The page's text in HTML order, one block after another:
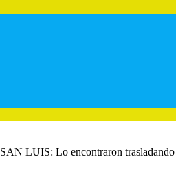
al
SAN LUIS: Lo encontraron